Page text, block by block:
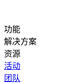
功能
解决方案
资源
活动
团队